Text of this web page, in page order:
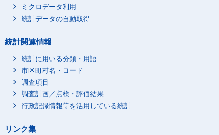
ミクロデータ利用
統計データの自動取得
統計関連情報
統計に用いる分類・用語
市区町村名・コード
調査項目
調査計画／点検・評価結果
行政記録情報等を活用している統計
リンク集